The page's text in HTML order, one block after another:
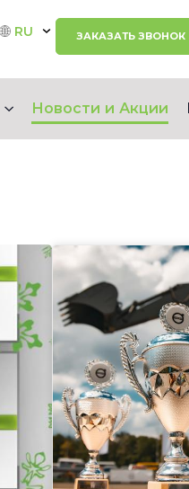
RU ЗАКАЗАТЬ ЗВОНОК
Новости и Акции